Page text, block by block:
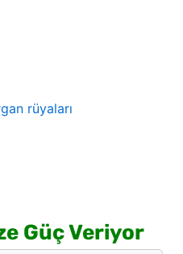
rüyaları
Güç Veriyor